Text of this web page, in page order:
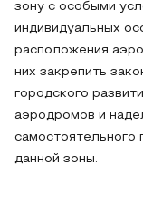
зону с особыми
индивидуальных
расположения
них закрепить
городского
аэродромов и
самостоятельного
данной зоны.